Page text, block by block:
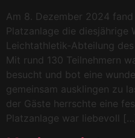
Am 8. Dezember 2024 fand
Platzanlage die diesjährige
Leichtathletik-Abteilung
Mit rund 130 Teilnehmern
besucht und bot eine
gemeinsam ausklingen zu
der Gäste herrschte eine
Platzanlage war liebevoll